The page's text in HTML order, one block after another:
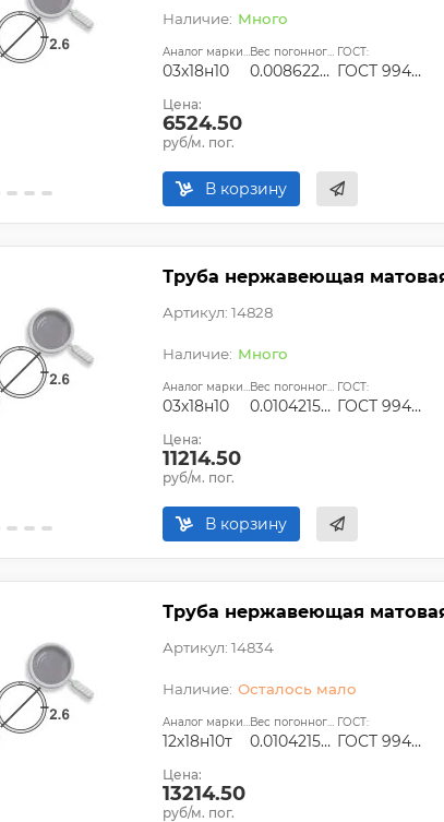
Много
Аналог марки стали:
03х18н10
Вес погонного метра, т.:
0.0086227674
ГОСТ:
ГОСТ 9940-81
Цена:
6524.50
руб/м. пог.
В корзину
Труба нержавеющая
Артикул: 14828
Много
Аналог марки стали:
03х18н10
Вес погонного метра, т.:
0.0104215358
ГОСТ:
ГОСТ 9940-81
Цена:
11214.50
руб/м. пог.
В корзину
Труба нержавеющая матовая
Артикул: 14834
Осталось мало
Аналог марки стали:
12х18н10т
Вес погонного метра, т.:
0.0104215358
ГОСТ:
ГОСТ 9940-81
Цена:
13214.50
руб/м. пог.